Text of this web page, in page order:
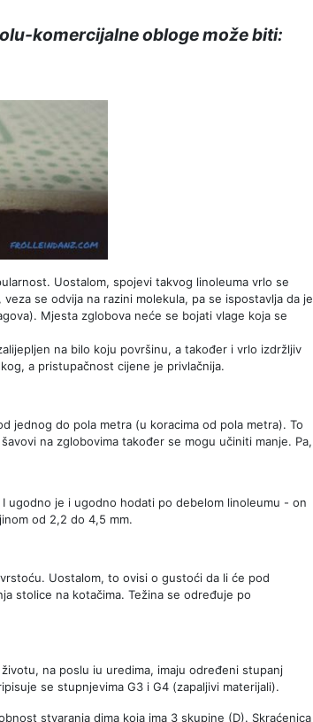
komercijalne obloge može biti:
Uostalom, spojevi takvog linoleuma vrlo se
se odvija na razini molekula, pa se ispostavlja da je
Mjesta zglobova neće se bojati vlage koja se
na bilo koju površinu, a također i vrlo izdržljiv
a pristupačnost cijene je privlačnija.
jednog do pola metra (u koracima od pola metra). To
na zglobovima također se mogu učiniti manje. Pa,
ugodno je i ugodno hodati po debelom linoleumu - on
od 2,2 do 4,5 mm.
Uostalom, to ovisi o gustoći da li će pod
stolice na kotačima. Težina se određuje po
na poslu iu uredima, imaju određeni stupanj
se stupnjevima G3 i G4 (zapaljivi materijali).
stvaranja dima koja ima 3 skupine (D). Skraćenica